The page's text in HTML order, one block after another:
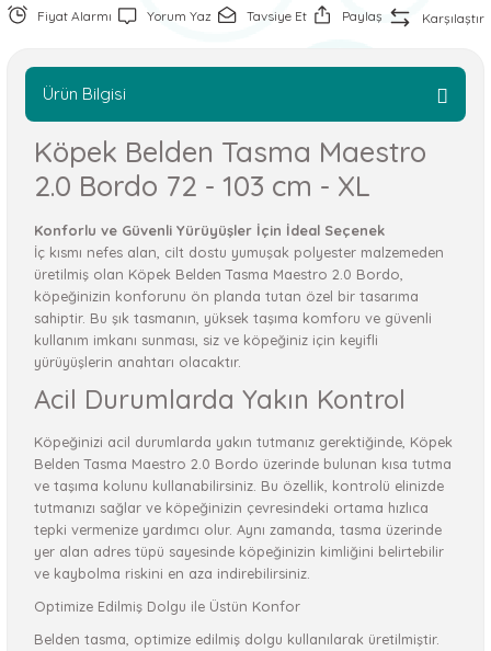
Fiyat Alarmı Yorum Yaz Tavsiye Et Paylaş Karşılaştır
Ürün Bilgisi
Köpek Belden Tasma Maestro
2.0 Bordo 72 - 103 cm - XL
Konforlu ve Güvenli Yürüyüşler İçin İdeal Seçenek
İç kısmı nefes alan, cilt dostu yumuşak polyester malzemeden
üretilmiş olan Köpek Belden Tasma Maestro 2.0 Bordo,
köpeğinizin konforunu ön planda tutan özel bir tasarıma
sahiptir. Bu şık tasmanın, yüksek taşıma komforu ve güvenli
kullanım imkanı sunması, siz ve köpeğiniz için keyifli
yürüyüşlerin anahtarı olacaktır.
Acil Durumlarda Yakın Kontrol
Köpeğinizi acil durumlarda yakın tutmanız gerektiğinde, Köpek
Belden Tasma Maestro 2.0 Bordo üzerinde bulunan kısa tutma
ve taşıma kolunu kullanabilirsiniz. Bu özellik, kontrolü elinizde
tutmanızı sağlar ve köpeğinizin çevresindeki ortama hızlıca
tepki vermenize yardımcı olur. Aynı zamanda, tasma üzerinde
yer alan adres tüpü sayesinde köpeğinizin kimliğini belirtebilir
ve kaybolma riskini en aza indirebilirsiniz.
Optimize Edilmiş Dolgu ile Üstün Konfor
Belden tasma, optimize edilmiş dolgu kullanılarak üretilmiştir.